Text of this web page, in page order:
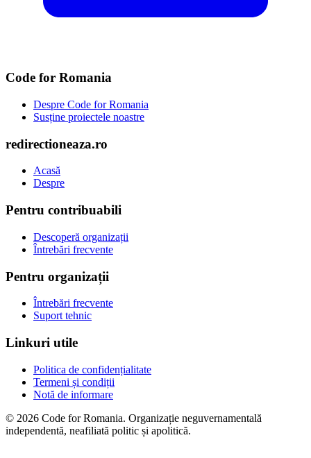
Code for Romania
Despre Code for Romania
Susține proiectele noastre
redirectioneaza.ro
Acasă
Despre
Pentru contribuabili
Descoperă organizații
Întrebări frecvente
Pentru organizații
Întrebări frecvente
Suport tehnic
Linkuri utile
Politica de confidențialitate
Termeni și condiții
Notă de informare
© 2026 Code for Romania. Organizație neguvernamentală
independentă, neafiliată politic și apolitică.